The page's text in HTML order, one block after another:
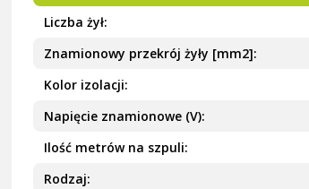
Liczba żył
Znamionowy przekrój żyły [mm2]
Kolor izolacji
Napięcie znamionowe (V)
Ilość metrów na szpuli
Rodzaj